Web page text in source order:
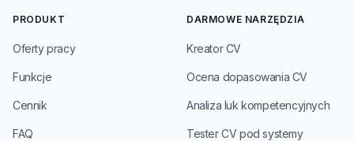
PRODUKT
Oferty pracy
Funkcje
Cennik
FAQ
DARMOWE NARZĘDZIA
Kreator CV
Ocena dopasowania CV
Analiza luk kompetencyjnych
Tester CV pod systemy